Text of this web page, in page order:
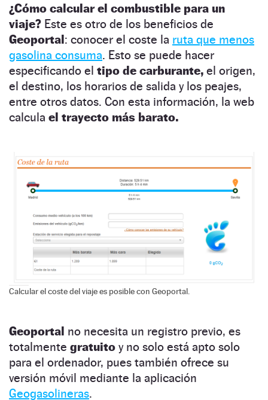
¿Cómo calcular el combustible para un
viaje? Este es otro de los beneficios de
Geoportal: conocer el coste la ruta que menos
gasolina consuma. Esto se puede hacer
especificando el tipo de carburante, el origen,
el destino, los horarios de salida y los peajes,
entre otros datos. Con esta información, la web
calcula el trayecto más barato.
Calcular el coste del viaje es posible con Geoportal.
Geoportal no necesita un registro previo, es
totalmente gratuito y no solo está apto solo
para el ordenador, pues también ofrece su
versión móvil mediante la aplicación
Geogasolineras.